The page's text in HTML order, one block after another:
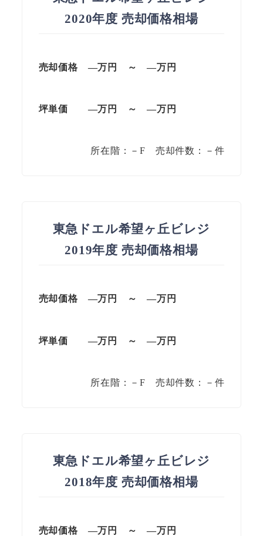
2020年度 売却価格相場
売却価格 —万円 ～ —万円
坪単価 —万円 ～—万円
所在階：－F 売却件数：－件
東急ドエル希望ヶ丘ビレジ
2019年度 売却価格相場
売却価格 —万円 ～ —万円
坪単価 —万円 ～—万円
所在階：－F 売却件数：－件
東急ドエル希望ヶ丘ビレジ
2018年度 売却価格相場
売却価格 —万円 ～ —万円